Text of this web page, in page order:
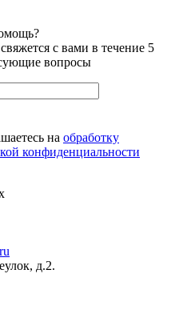
с вами в течение 5
вопросы
на обработку
конфиденциальности
д.2.